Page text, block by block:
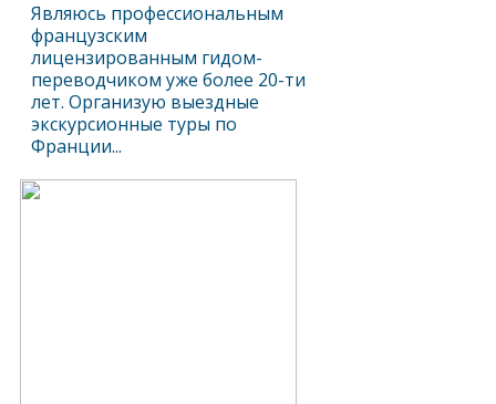
Являюсь профессиональным
французским
лицензированным гидом-
переводчиком уже более 20-ти
лет. Организую выездные
экскурсионные туры по
Франции...